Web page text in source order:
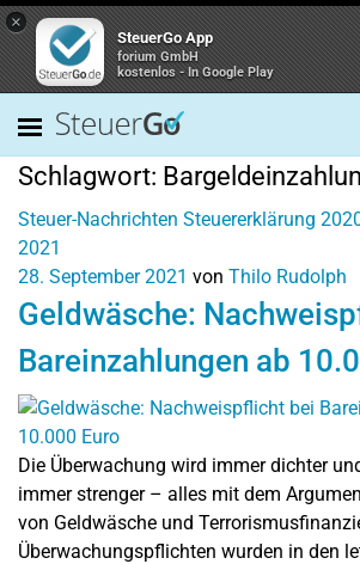
×
SteuerGo App
forium GmbH
kostenlos - In Google Play
Schlagwort:
Steuer-Nachrichten Steuererklärung
2021
28. September 2021 von Thilo Rudolph
Geldwäsche:
Bareinzahlungen ab
Die Überwachung wird immer dichter
immer strenger – alles mit dem
von Geldwäsche und
Überwachungspflichten wurden in den